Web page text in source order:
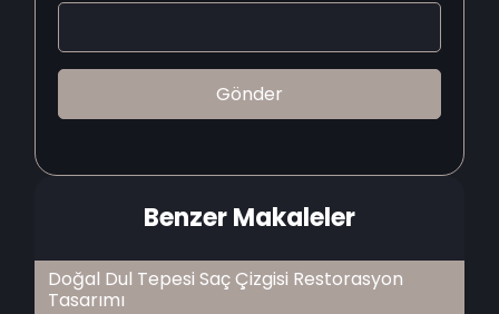
Benzer Makaleler
Doğal Dul Tepesi Saç Çizgisi Restorasyon
Tasarımı